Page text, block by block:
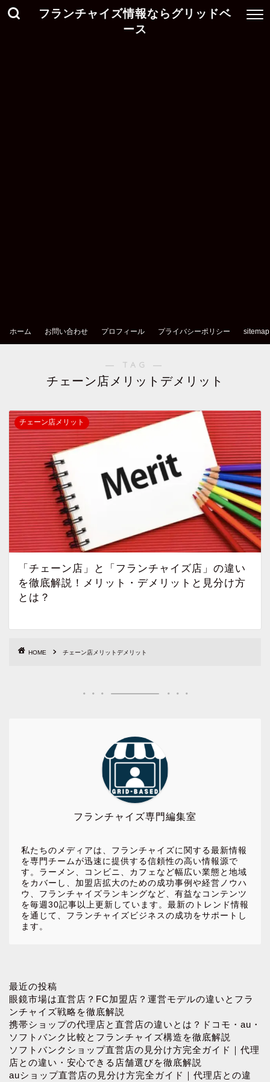
フランチャイズ情報ならグリッドベ
ース
ホーム お問い合わせ プロフィール プライバシーポリシー sitemap
― TAG ―
チェーン店メリットデメリット
チェーン店メリット
「チェーン店」と「フランチャイズ店」の違い
を徹底解説！メリット・デメリットと見分け方
とは？
HOME チェーン店メリットデメリット
フランチャイズ専門編集室
私たちのメディアは、フランチャイズに関する最新情報
を専門チームが迅速に提供する信頼性の高い情報源で
す。ラーメン、コンビニ、カフェなど幅広い業態と地域
をカバーし、加盟店拡大のための成功事例や経営ノウハ
ウ、フランチャイズランキングなど、有益なコンテンツ
を毎週30記事以上更新しています。最新のトレンド情報
を通じて、フランチャイズビジネスの成功をサポートし
ます。
最近の投稿
眼鏡市場は直営店？FC加盟店？運営モデルの違いとフラ
ンチャイズ戦略を徹底解説
携帯ショップの代理店と直営店の違いとは？ドコモ・au・
ソフトバンク比較とフランチャイズ構造を徹底解説
ソフトバンクショップ直営店の見分け方完全ガイド｜代理
店との違い・安心できる店舗選びを徹底解説
auショップ直営店の見分け方完全ガイド｜代理店との違
お問い合わせ
プロフィール